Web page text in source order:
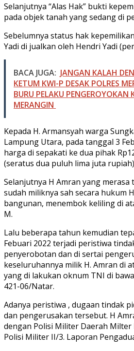
Selanjutnya “Alas Hak” bukti
pada objek tanah yang sedang di
Sebelumnya status hak
Yadi di jualkan oleh Hendri Yadi
BACA JUGA: JANGAN KALAH
KETUM KWI-P DESAK POLRES
BURU PELAKU PENGEROYOKAN
MERANGIN
Kepada H. Armansyah warga
Lampung Utara, pada tanggal 3
harga di sepakati ke dua pihak
(seratus dua puluh lima juta
Selanjutnya H Amran yang merasa
sudah miliknya sah secara hukum
bangunan, menembok keliling di
M.
Lalu beberapa tahun kemudian
Febuari 2022 terjadi peristiwa
penyerobotan dan di sertai
keseluruhannya milik H. Amran di
yang di lakukan oknum TNI di
421-06/Natar.
Adanya peristiwa , dugaan tindak
dan pengerusakan tersebut. H
dengan Polisi Militer Daerah Milter
Polisi Militer II/3. Laporan